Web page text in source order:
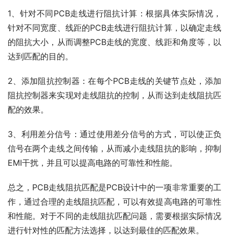
1、针对不同PCB走线进行阻抗计算：根据具体实际情况，
针对不同宽度、线距的PCB走线进行阻抗计算，以确定走线
的阻抗大小，从而调整PCB走线的宽度、线距和角度等，以
达到匹配的目的。
2、添加阻抗控制器：在每个PCB走线的关键节点处，添加
阻抗控制器来实现对走线阻抗的控制，从而达到走线阻抗匹
配的效果。
3、利用差分信号：通过使用差分信号的方式，可以使正负
信号在两个走线之间传输，从而减小走线阻抗的影响，抑制
EMI干扰，并且可以提高电路的可靠性和性能。
总之，PCB走线阻抗匹配是PCB设计中的一项非常重要的工
作，通过合理的走线阻抗匹配，可以有效提高电路的可靠性
和性能。对于不同的走线阻抗匹配问题，需要根据实际情况
进行针对性的匹配方法选择，以达到最佳的匹配效果。